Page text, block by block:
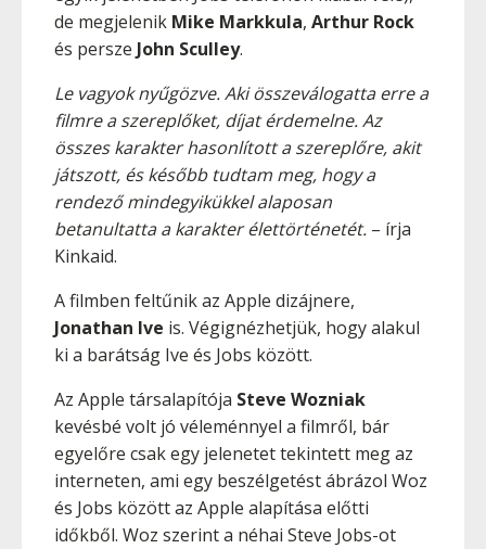
de megjelenik Mike Markkula, Arthur Rock
és persze John Sculley.
Le vagyok nyűgözve. Aki összeválogatta erre a
filmre a szereplőket, díjat érdemelne. Az
összes karakter hasonlított a szereplőre, akit
játszott, és később tudtam meg, hogy a
rendező mindegyikükkel alaposan
betanultatta a karakter élettörténetét. – írja
Kinkaid.
A filmben feltűnik az Apple dizájnere,
Jonathan Ive is. Végignézhetjük, hogy alakul
ki a barátság Ive és Jobs között.
Az Apple társalapítója Steve Wozniak
kevésbé volt jó véleménnyel a filmről, bár
egyelőre csak egy jelenetet tekintett meg az
interneten, ami egy beszélgetést ábrázol Woz
és Jobs között az Apple alapítása előtti
időkből. Woz szerint a néhai Steve Jobs-ot